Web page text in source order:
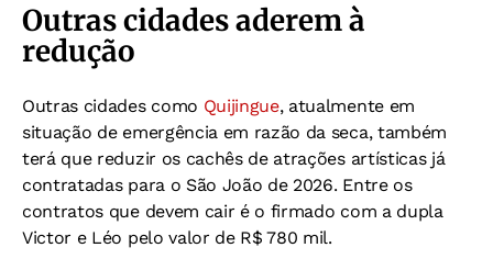
Outras cidades aderem à
redução
Outras cidades como Quijingue, atualmente em
situação de emergência em razão da seca, também
terá que reduzir os cachês de atrações artísticas já
contratadas para o São João de 2026. Entre os
contratos que devem cair é o firmado com a dupla
Victor e Léo pelo valor de R$ 780 mil.